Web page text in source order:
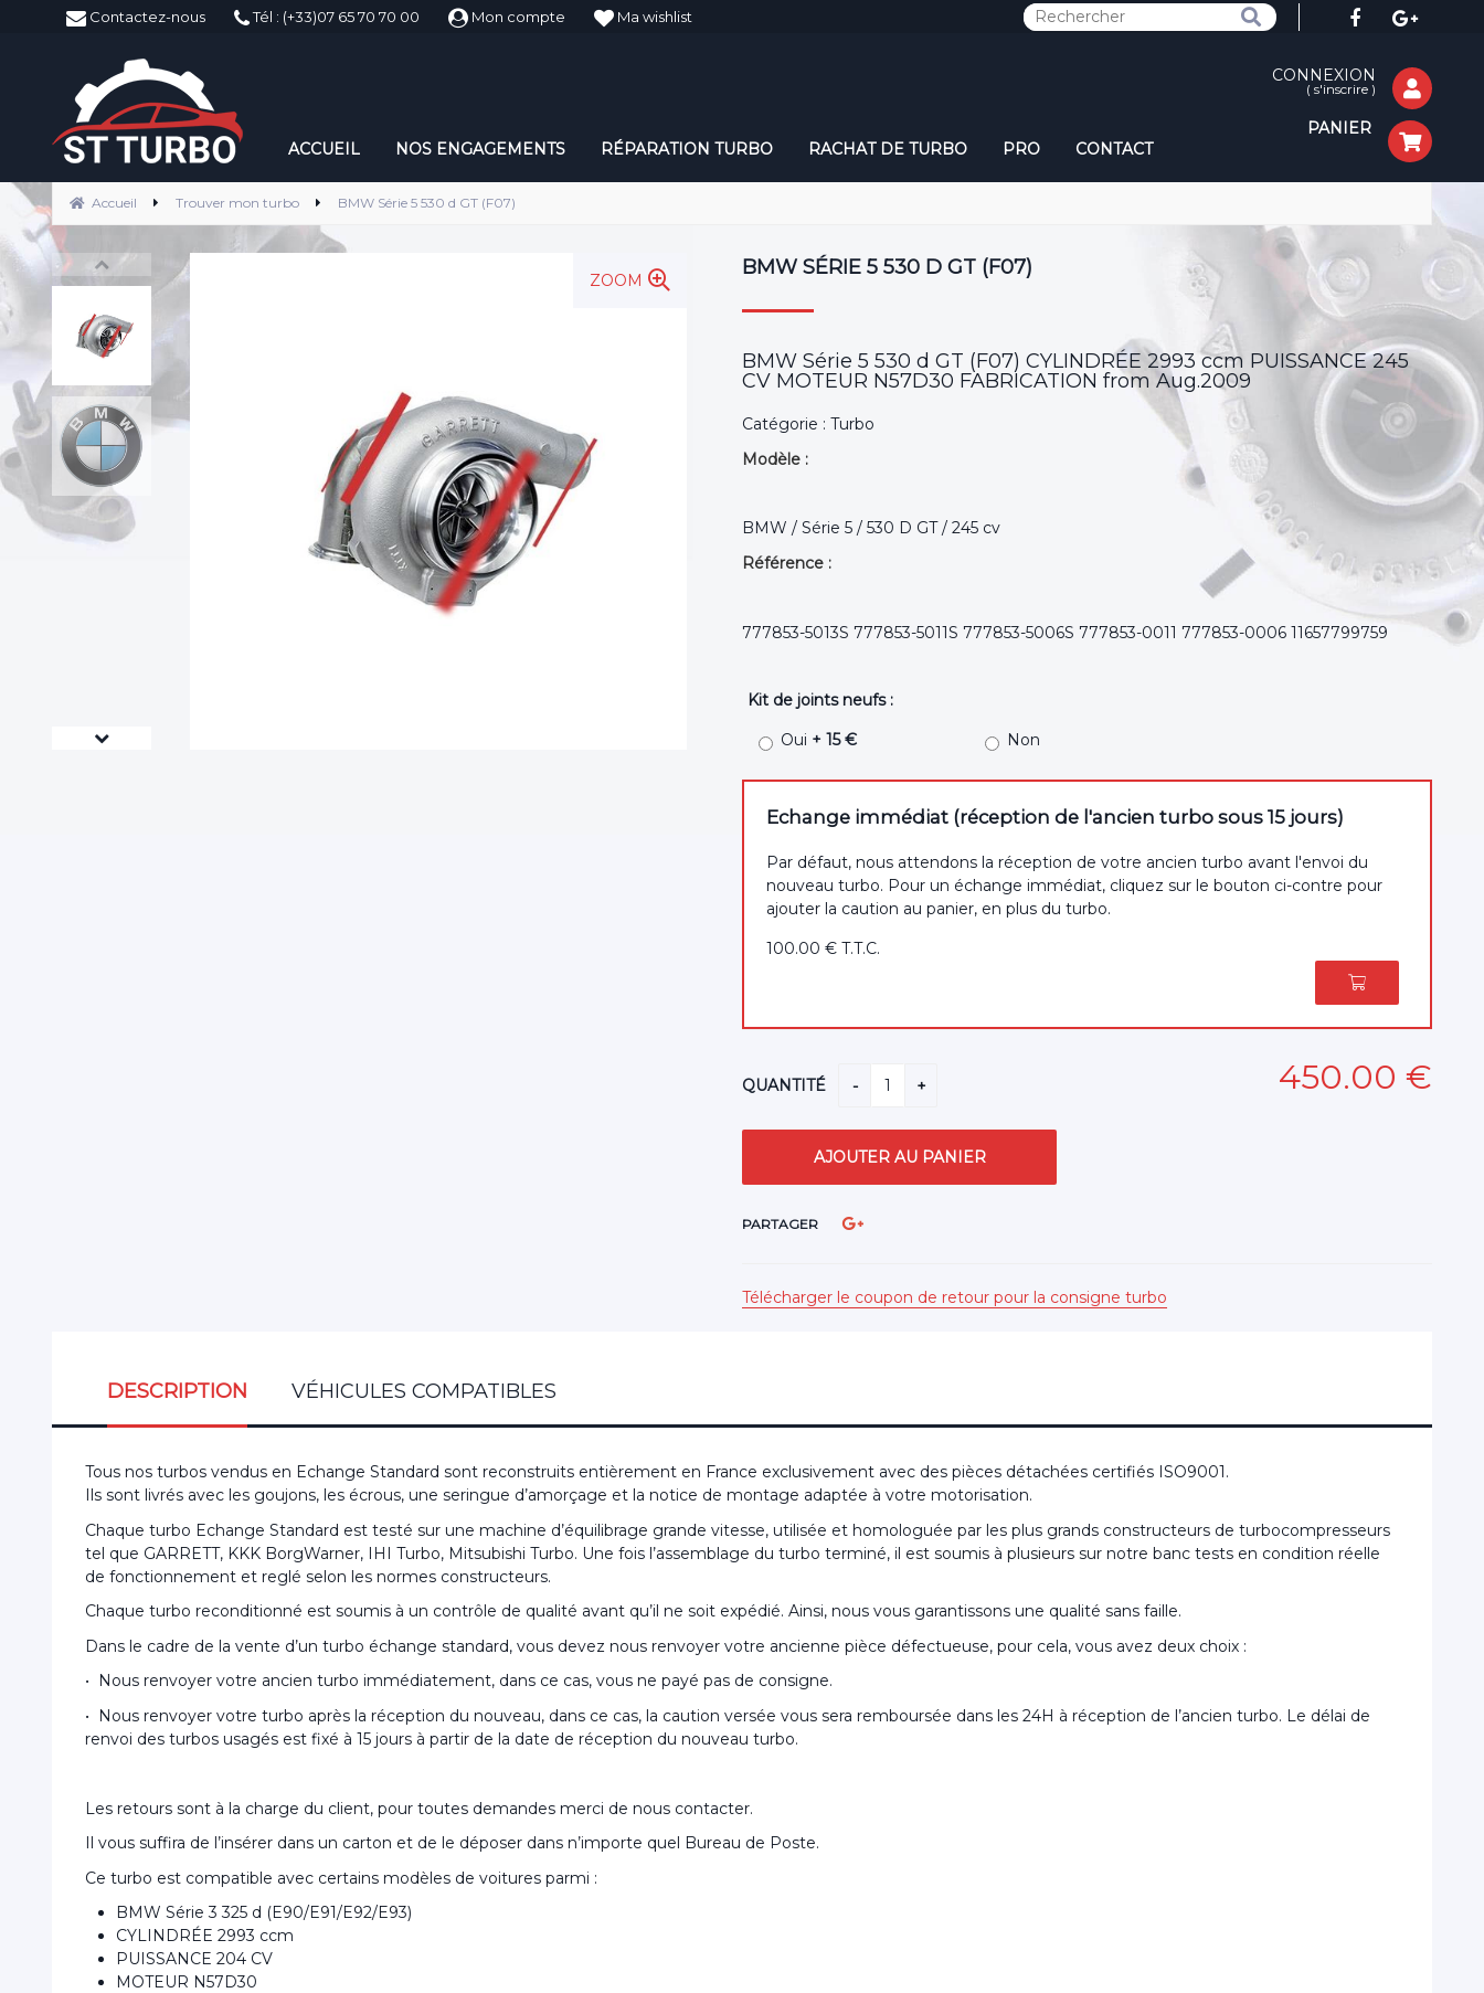
ST-Turbo
CONNEXION
( s'inscrire )
PANIER
ACCUEIL
NOS ENGAGEMENTS RÉPARATION TURBO RACHAT DE TURBO PRO CONTACT
Accueil Trouver mon turbo BMW Série 5 530 d GT (F07)
ZOOM
BMW SÉRIE 5 530 D GT (F07)
BMW Série 5 530 d GT (F07) CYLINDRÉE 2993 ccm PUISSANCE 245
CV MOTEUR N57D30 FABRICATION from Aug.2009
Catégorie : Turbo
Modèle :
BMW / Série 5 / 530 D GT / 245 cv
Référence :
777853-5013S 777853-5011S 777853-5006S 777853-0011 777853-0006 11657799759
Kit de joints neufs :
Oui + 15 € Non
Echange immédiat (réception de l'ancien turbo sous 15 jours)
Par défaut, nous attendons la réception de votre ancien turbo avant l'envoi du
nouveau turbo. Pour un échange immédiat, cliquez sur le bouton ci-contre pour
ajouter la caution au panier, en plus du turbo.
100.00 € T.T.C.
450.00 €
QUANTITÉ
PARTAGER
Télécharger le coupon de retour pour la consigne turbo
DESCRIPTION VÉHICULES COMPATIBLES
Tous nos turbos vendus en Echange Standard sont reconstruits entièrement en France exclusivement avec des pièces détachées certifiés ISO9001.
Ils sont livrés avec les goujons, les écrous, une seringue d’amorçage et la notice de montage adaptée à votre motorisation.
Chaque turbo Echange Standard est testé sur une machine d’équilibrage grande vitesse, utilisée et homologuée par les plus grands constructeurs de turbocompresseurs
tel que GARRETT, KKK BorgWarner, IHI Turbo, Mitsubishi Turbo. Une fois l’assemblage du turbo terminé, il est soumis à plusieurs sur notre banc tests en condition réelle
de fonctionnement et reglé selon les normes constructeurs.
Chaque turbo reconditionné est soumis à un contrôle de qualité avant qu’il ne soit expédié. Ainsi, nous vous garantissons une qualité sans faille.
Dans le cadre de la vente d’un turbo échange standard, vous devez nous renvoyer votre ancienne pièce défectueuse, pour cela, vous avez deux choix :
• Nous renvoyer votre ancien turbo immédiatement, dans ce cas, vous ne payé pas de consigne.
• Nous renvoyer votre turbo après la réception du nouveau, dans ce cas, la caution versée vous sera remboursée dans les 24H à réception de l’ancien turbo. Le délai de
renvoi des turbos usagés est fixé à 15 jours à partir de la date de réception du nouveau turbo.
Les retours sont à la charge du client, pour toutes demandes merci de nous contacter.
Il vous suffira de l’insérer dans un carton et de le déposer dans n’importe quel Bureau de Poste.
Ce turbo est compatible avec certains modèles de voitures parmi :
BMW Série 3 325 d (E90/E91/E92/E93)
CYLINDRÉE 2993 ccm
PUISSANCE 204 CV
MOTEUR N57D30
Contactez-nous Tél : (+33)07 65 70 70 00 Mon compte Ma wishlist